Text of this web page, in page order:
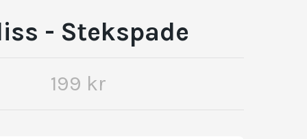
- Stekspade
199 kr